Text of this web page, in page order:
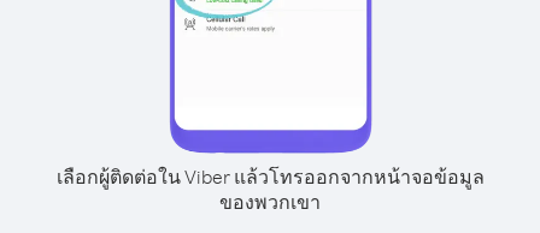
เลือกผู้ติดต่อใน Viber แล้วโทรออกจากหน้าจอข้อมูล
ของพวกเขา